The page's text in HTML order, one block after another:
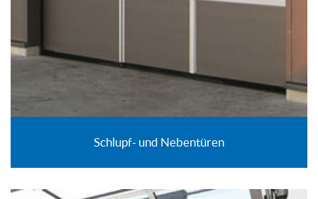
Schlupf- und Nebentüren